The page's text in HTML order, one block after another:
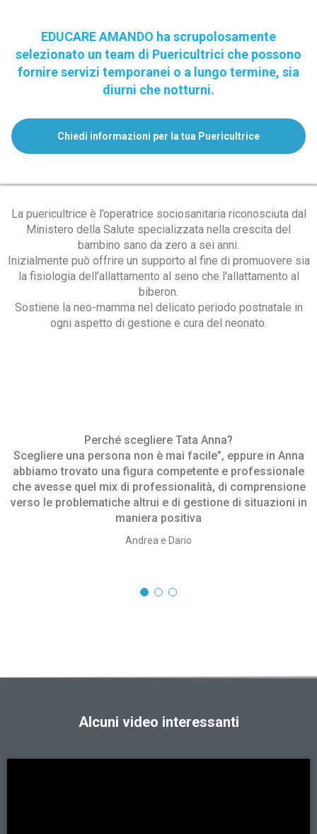
EDUCARE AMANDO ha scrupolosamente
selezionato un team di Puericultrici che possono
fornire servizi temporanei o a lungo termine, sia
diurni che notturni.
Chiedi informazioni per la tua Puericultrice
La puericultrice è l’operatrice sociosanitaria riconosciuta dal
Ministero della Salute specializzata nella crescita del
bambino sano da zero a sei anni.
Inizialmente può offrire un supporto al fine di promuovere sia
la fisiologia dell’allattamento al seno che l'allattamento al
biberon.
Sostiene la neo-mamma nel delicato periodo postnatale in
ogni aspetto di gestione e cura del neonato.
Perché scegliere Tata Anna?
Scegliere una persona non è mai facile”, eppure in Anna
abbiamo trovato una figura competente e professionale
che avesse quel mix di professionalità, di comprensione
verso le problematiche altrui e di gestione di situazioni in
maniera positiva
Andrea e Dario
Alcuni video interessanti